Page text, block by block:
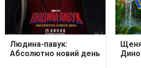
Людина-павук:
Абсолютно новий день